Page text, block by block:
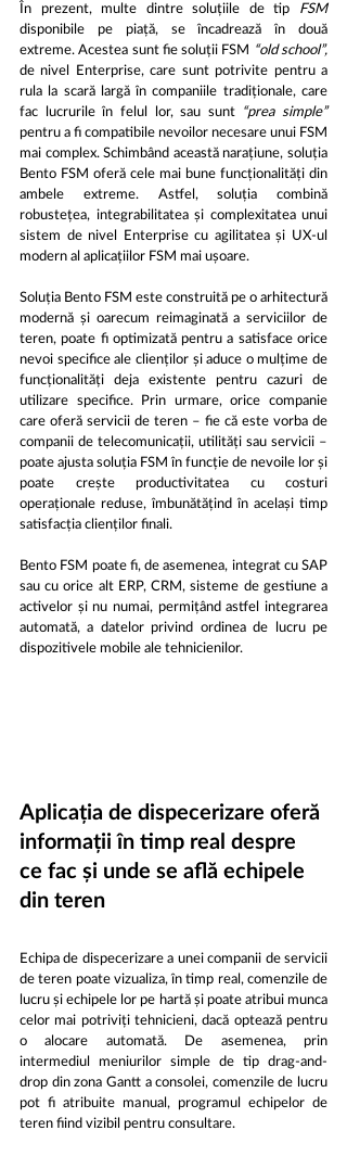
În prezent, multe dintre soluțiile de tip FSM
disponibile pe piață, se încadrează în două
extreme. Acestea sunt fie soluții FSM
“old school”,
de nivel Enterprise, care sunt potrivite pentru a
rula la scară largă în companiile tradiționale, care
fac lucrurile în felul lor, sau sunt
“prea simple”
pentru a fi compatibile nevoilor necesare unui FSM
mai complex. Schimbând această narațiune, soluția
Bento FSM oferă cele mai bune funcționalități din
ambele extreme. Astfel, soluția combină
robustețea, integrabilitatea și complexitatea unui
sistem de nivel Enterprise cu agilitatea și UX-ul
modern al aplicațiilor FSM mai ușoare.
Soluția Bento FSM este construită pe o arhitectură
modernă și oarecum reimaginată a serviciilor de
teren, poate fi optimizată pentru a satisface orice
nevoi specifice ale clienților și aduce o mulțime de
funcționalități deja existente pentru cazuri de
utilizare specifice. Prin urmare, orice companie
care oferă servicii de teren – fie că este vorba de
companii de telecomunicații, utilități sau servicii –
poate ajusta soluția FSM în funcție de nevoile lor și
poate crește productivitatea cu costuri
operaționale reduse, îmbunătățind în același timp
satisfacția clienților finali.
Bento FSM poate fi, de asemenea, integrat cu SAP
sau cu orice alt ERP, CRM, sisteme de gestiune a
activelor și nu numai, permițând astfel integrarea
automată, a datelor privind ordinea de lucru pe
dispozitivele mobile ale tehnicienilor.
Aplicația de dispecerizare oferă
informații în timp real despre
ce fac și unde se află echipele
din teren
Echipa de dispecerizare a unei companii de servicii
de teren poate vizualiza, în timp real, comenzile de
lucru și echipele lor pe hartă și poate atribui munca
celor mai potriviți tehnicieni, dacă optează pentru
o alocare automată. De asemenea, prin
intermediul meniurilor simple de tip drag-and-
drop din zona Gantt a consolei, comenzile de lucru
pot fi atribuite manual, programul echipelor de
teren fiind vizibil pentru consultare.